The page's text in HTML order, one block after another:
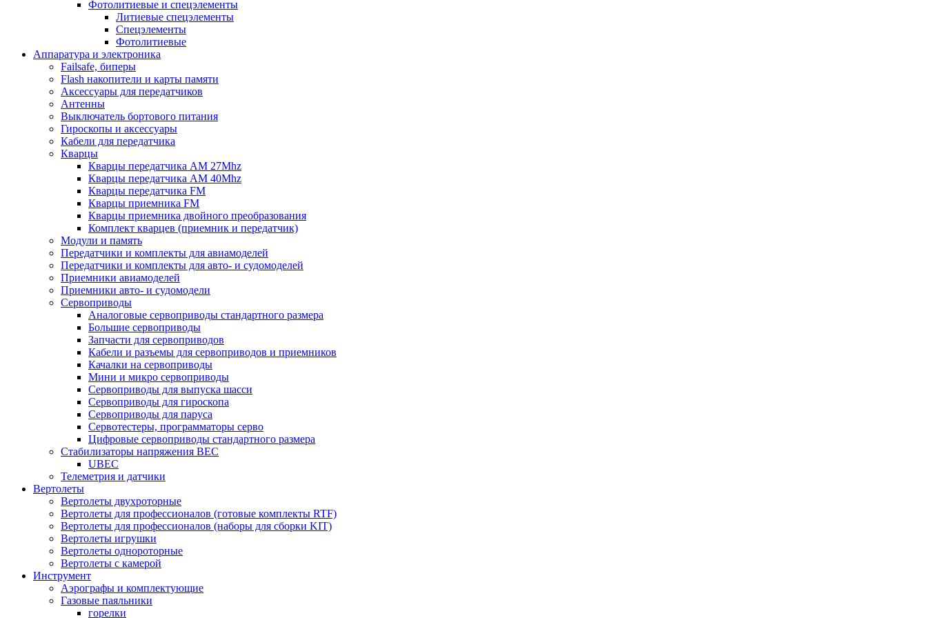
Фотолитиевые и спецэлементы
Литиевые спецэлементы
Спецэлементы
Фотолитиевые
Аппаратура и электроника
Failsafe, биперы
Flash накопители и карты памяти
Аксессуары для передатчиков
Антенны
Выключатель бортового питания
Гироскопы и аксессуары
Кабели для передатчика
Кварцы
Кварцы передатчика AM 27Mhz
Кварцы передатчика AM 40Mhz
Кварцы передатчика FM
Кварцы приемника FM
Кварцы приемника двойного преобразования
Комплект кварцев (приемник и передатчик)
Модули и память
Передатчики и комплекты для авиамоделей
Передатчики и комплекты для авто- и судомоделей
Приемники авиамоделей
Приемники авто- и судомодели
Сервоприводы
Аналоговые сервоприводы стандартного размера
Большие сервоприводы
Запчасти для сервоприводов
Кабели и разъемы для сервоприводов и приемников
Качалки на сервоприводы
Мини и микро сервоприводы
Сервоприводы для выпуска шасси
Сервоприводы для гироскопа
Сервоприводы для паруса
Сервотестеры, программаторы серво
Цифровые сервоприводы стандартного размера
Стабилизаторы напряжения BEC
UBEC
Телеметрия и датчики
Вертолеты
Вертолеты двухроторные
Вертолеты для профессионалов (готовые комплекты RTF)
Вертолеты для профессионалов (наборы для сборки KIT)
Вертолеты игрушки
Вертолеты однороторные
Вертолеты с камерой
Инструмент
Аэрографы и комплектующие
Газовые паяльники
горелки